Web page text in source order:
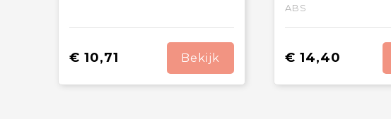
€ 10,71 Bekijk
ABS
€ 14,40